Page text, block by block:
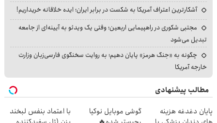
آشکارترین اعتراف آمریکا به شکست در برابر ایران؛ ایده خلاقانه خریداریم!
مجتبی شکوری در راهپیمایی اربعین؛ وقتی یک ویدئو به آیینه‌ای از جامعه
تبدیل می‌شود
چگونه به «جنگ هرمز» پایان دهیم؛ به روایت سخنگوی فارسی‌زبان وزارت
خارجه آمریکا
مطالب پیشنهادی
پایان دغدغه هزینه
گوشی موبایل نوکیا
با اعتماد بنفس لبخند